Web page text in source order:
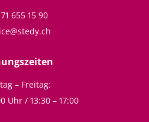
655 15 90
– Freitag:
Uhr / 13:30 – 17:00